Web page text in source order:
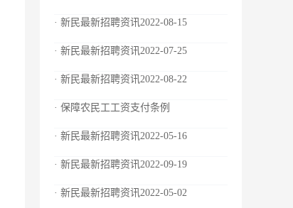
· 新民最新招聘资讯2022-08-15
· 新民最新招聘资讯2022-07-25
· 新民最新招聘资讯2022-08-22
· 保障农民工工资支付条例
· 新民最新招聘资讯2022-05-16
· 新民最新招聘资讯2022-09-19
· 新民最新招聘资讯2022-05-02